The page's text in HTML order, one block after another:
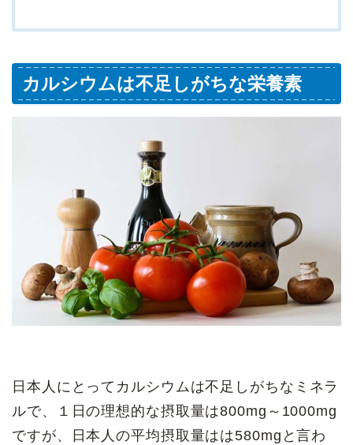
カルシウムは不足しがちな栄養素
日本人にとってカルシウムは不足しがちなミネラ
ルで、１日の理想的な摂取量は800mg～1000mg
ですが、日本人の平均摂取量はは580mgと言わ